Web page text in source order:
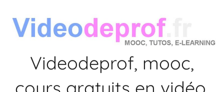
contenu
Videodeprof, mooc,